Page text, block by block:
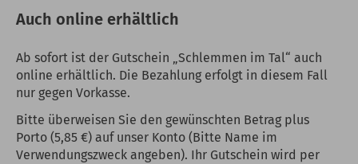
Auch online erhältlich
Ab sofort ist der Gutschein „Schlemmen im Tal“ auch
online erhältlich. Die Bezahlung erfolgt in diesem Fall
nur gegen Vorkasse.
Bitte überweisen Sie den gewünschten Betrag plus
Porto (5,85 €) auf unser Konto (Bitte Name im
Verwendungszweck angeben). Ihr Gutschein wird per